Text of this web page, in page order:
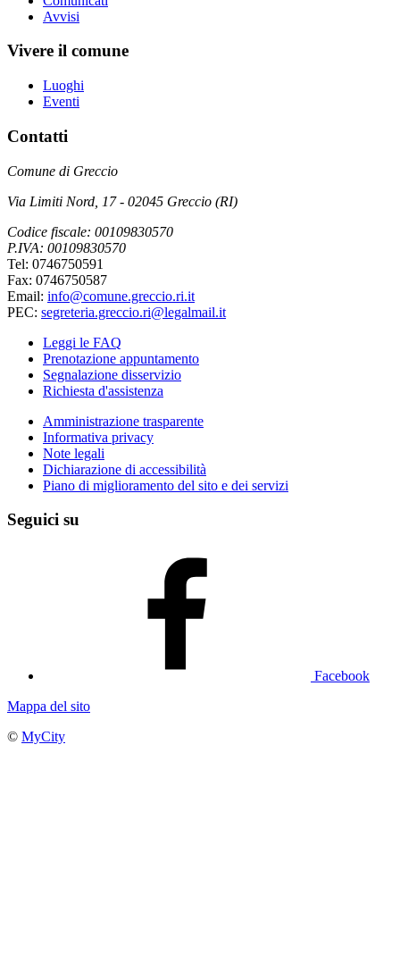
Avvisi
Vivere il comune
Luoghi
Eventi
Contatti
Comune di Greccio
Via Limiti Nord, 17 - 02045 Greccio (RI)
Codice fiscale: 00109830570
P.IVA: 00109830570
Tel: 0746750591
Fax: 0746750587
Email: info@comune.greccio.ri.it
PEC: segreteria.greccio.ri@legalmail.it
Leggi le FAQ
Prenotazione appuntamento
Segnalazione disservizio
Richiesta d'assistenza
Amministrazione trasparente
Informativa privacy
Note legali
Dichiarazione di accessibilità
Piano di miglioramento del sito e dei servizi
Seguici su
Facebook
Mappa del sito
© MyCity